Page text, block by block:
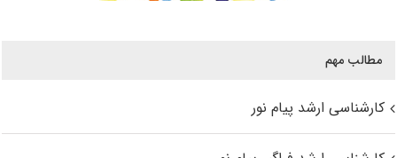
مطالب مهم
کارشناسی ارشد پیام نور